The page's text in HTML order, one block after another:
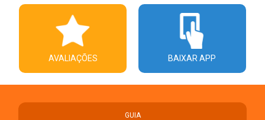
AVALIAÇÕES BAIXAR APP
GUIA